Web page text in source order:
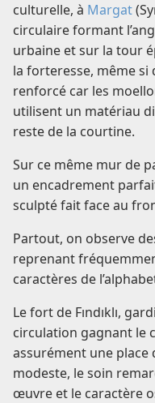
culturelle, à Margat
circulaire formant
urbaine et sur la tour
la forteresse, même si
renforcé car les
utilisent un matériau
reste de la courtine.
Sur ce même mur de
un encadrement
sculpté fait face au
Partout, on observe
reprenant
caractères de
Le fort de Fındıklı,
circulation gagnant le
assurément une place
modeste, le soin
œuvre et le caractère